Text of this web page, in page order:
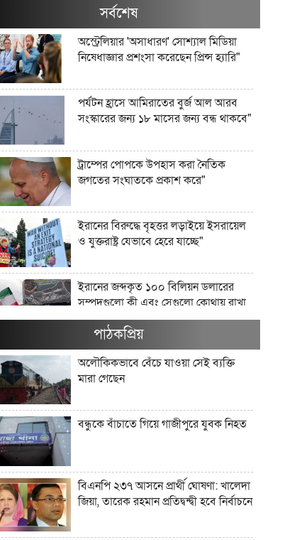
সর্বশেষ
অস্ট্রেলিয়ার 'অসাধারণ' সোশ্যাল মিডিয়া
নিষেধাজ্ঞার প্রশংসা করেছেন প্রিন্স হ্যারি"
পর্যটন হ্রাসে আমিরাতের বুর্জ আল আরব
সংস্কারের জন্য ১৮ মাসের জন্য বন্ধ থাকবে"
ট্রাম্পের পোপকে উপহাস করা নৈতিক
জগতের সংঘাতকে প্রকাশ করে"
ইরানের বিরুদ্ধে বৃহত্তর লড়াইয়ে ইসরায়েল
ও যুক্তরাষ্ট্র যেভাবে হেরে যাচ্ছে"
ইরানের জব্দকৃত ১০০ বিলিয়ন ডলারের
সম্পদগুলো কী এবং সেগুলো কোথায় রাখা
আছে?"
মার্কিন তেল অবরোধ কি কিউবান চুরুটের
আগুন নিভিয়ে দিতে পারে?"
যে সংস্কৃতি লোকশিল্পকে উদযাপন করে,
সেখানে কেন লোকশিল্পীরা অদৃশ্য থেকে
আধুনিক বাংলাদেশে লোকসাহিত্য অধ্যয়ন
কেন গুরুত্বপূর্ণ?"
পাঠকপ্রিয়
অলৌকিকভাবে বেঁচে যাওয়া সেই ব্যক্তি
মারা গেছেন
বন্ধুকে বাঁচাতে গিয়ে গাজীপুরে যুবক নিহত
বিএনপি ২৩৭ আসনে প্রার্থী ঘোষণা: খালেদা
জিয়া, তারেক রহমান প্রতিদ্বন্দ্বী হবে নির্বাচনে